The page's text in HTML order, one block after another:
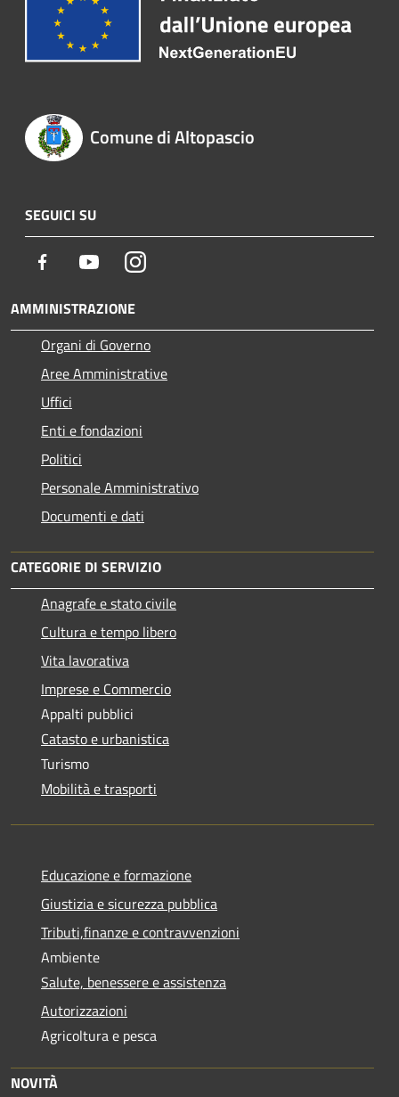
Comune di Altopascio
SEGUICI SU
Facebook YoutubeInstagram
AMMINISTRAZIONE
Organi di Governo
Aree Amministrative
Uffici
Enti e fondazioni
Politici
Personale Amministrativo
Documenti e dati
CATEGORIE DI SERVIZIO
Anagrafe e stato civile
Cultura e tempo libero
Vita lavorativa
Imprese e Commercio
Appalti pubblici
Catasto e urbanistica
Turismo
Mobilità e trasporti
Educazione e formazione
Giustizia e sicurezza pubblica
Tributi,finanze e contravvenzioni
Ambiente
Salute, benessere e assistenza
Autorizzazioni
Agricoltura e pesca
NOVITÀ